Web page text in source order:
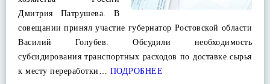
Дмитрия Патрушева. В
совещании принял участие губернатор Ростовской области
Василий Голубев. Обсудили необходимость
субсидирования транспортных расходов по доставке сырья
к месту переработки… ПОДРОБНЕЕ